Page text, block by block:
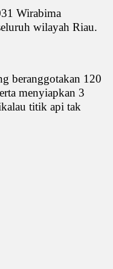
Wirabima
wilayah Riau.
beranggotakan 120
menyiapkan 3
titik api tak